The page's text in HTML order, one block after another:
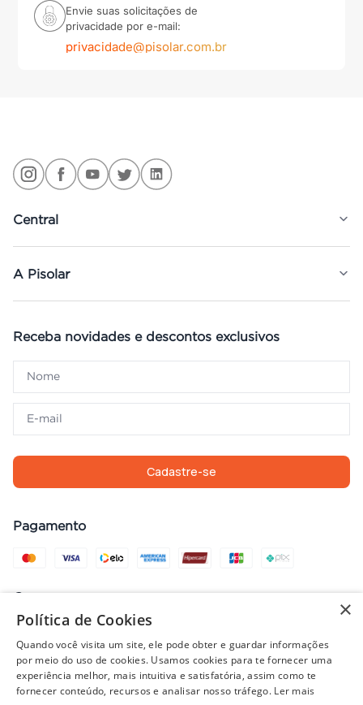
Envie suas solicitações de
privacidade por e-mail:
privacidade@pisolar.com.br
Central
A Pisolar
Receba novidades e descontos exclusivos
Cadastre-se
Pagamento
Compra com segurança
Preços, promoções, condições de pagamento e frete válidos apenas
para compras no site. Em caso de divergência, prevalece o valor do
×
Política de Cookies
Quando você visita um site, ele pode obter e guardar informações
por meio do uso de cookies. Usamos cookies para te fornecer uma
experiência melhor, mais intuitiva e satisfatória, assim como te
fornecer conteúdo, recursos e analisar nosso tráfego. Ler mais